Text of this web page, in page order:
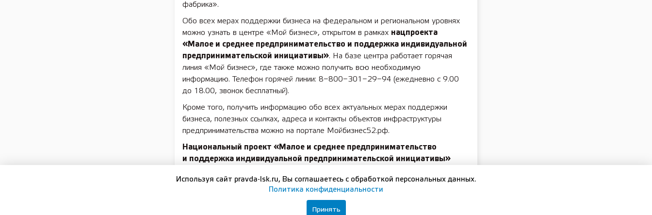
фабрика».
Обо всех мерах поддержки бизнеса на федеральном и региональном уровнях
можно узнать в центре «Мой бизнес», открытом в рамках нацпроекта
«Малое и среднее предпринимательство и поддержка индивидуальной
предпринимательской инициативы». На базе центра работает горячая
линия «Мой бизнес», где также можно получить всю необходимую
информацию. Телефон горячей линии: 8−800−301−29−94 (ежедневно с 9.00
до 18.00, звонок бесплатный).
Кроме того, получить информацию обо всех актуальных мерах поддержки
бизнеса, полезных ссылках, адреса и контакты объектов инфраструктуры
предпринимательства можно на портале Мойбизнес52.рф.
Национальный проект «Малое и среднее предпринимательство
и поддержка индивидуальной предпринимательской инициативы»
Он предполагает консультационную, информационную, имущественную,
финансовую поддержку для предпринимателей.
Используя сайт pravda-lsk.ru, Вы соглашаетесь с обработкой персональных данных.
Политика конфиденциальности
Принять